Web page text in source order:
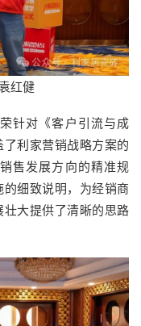
红健
针对《客户引流与成
利家营销战略方案的
售发展方向的精准规
细致说明，为经销商
大提供了清晰的思路